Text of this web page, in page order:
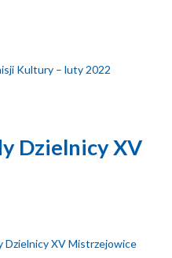
Kultury – luty 2022
Dzielnicy XV
Dzielnicy XV Mistrzejowice